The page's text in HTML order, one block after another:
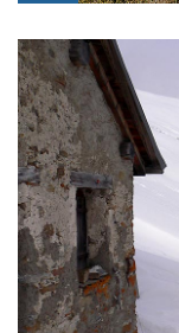
von
Kondition
von
Suchbegriff: